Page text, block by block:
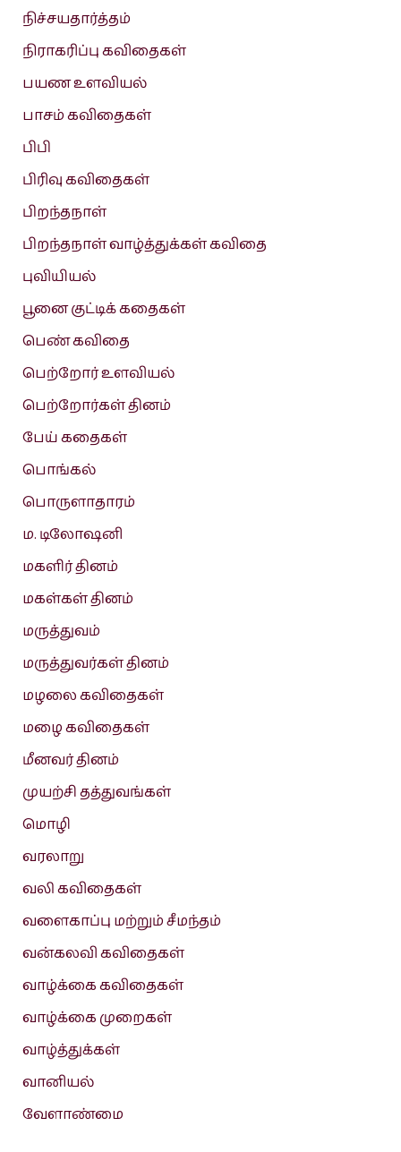
நிச்சயதார்த்தம்
நிராகரிப்பு கவிதைகள்
பயண உளவியல்
பாசம் கவிதைகள்
பிபி
பிரிவு கவிதைகள்
பிறந்தநாள்
பிறந்தநாள் வாழ்த்துக்கள் கவிதை
புவியியல்
பூனை குட்டிக் கதைகள்
பெண் கவிதை
பெற்றோர் உளவியல்
பெற்றோர்கள் தினம்
பேய் கதைகள்
பொங்கல்
பொருளாதாரம்
ம. டிலோஷனி
மகளிர் தினம்
மகள்கள் தினம்
மருத்துவம்
மருத்துவர்கள் தினம்
மழலை கவிதைகள்
மழை கவிதைகள்
மீனவர் தினம்
முயற்சி தத்துவங்கள்
மொழி
வரலாறு
வலி கவிதைகள்
வளைகாப்பு மற்றும் சீமந்தம்
வன்கலவி கவிதைகள்
வாழ்க்கை கவிதைகள்
வாழ்க்கை முறைகள்
வாழ்த்துக்கள்
வானியல்
வேளாண்மை